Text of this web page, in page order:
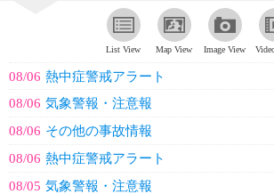
List View Map View Image View
08/06 熱中症警戒アラート
08/06 気象警報・注意報
08/06 その他の事故情報
08/06 熱中症警戒アラート
08/05 気象警報・注意報